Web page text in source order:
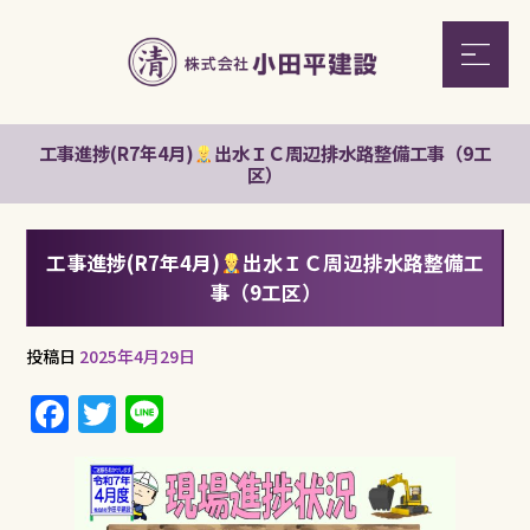
工事進捗(R7年4月)
出水ＩＣ周辺排水路整備工事（9工
区）
工事進捗(R7年4月)
出水ＩＣ周辺排水路整備工
事（9工区）
投稿日 2025年4月29日
F
a
c
T
w
it e